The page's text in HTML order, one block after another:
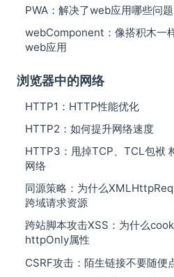
PWA：解决了web应用哪些问题
webComponent：像搭积木一
web应用
浏览器中的网络
HTTP1：HTTP性能优化
HTTP2：如何提升网络速度
HTTP3：甩掉TCP、TCL包袱
网络
同源策略：为什么
跨域请求资源
跨站脚本攻击XSS：为什么
httpOnly属性
CSRF攻击：陌生链接不要随便